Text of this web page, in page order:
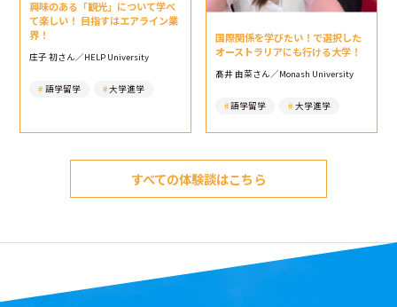
興味のある「観光」について学べ
て楽しい！ 目指すはエアライン業
界！
庄子 初さん／HELP University
語学留学 大学進学
国際関係を学びたい！で選択した
オーストラリアにも行ける大学！
髙井 由菜さん／Monash University
語学留学 大学進学
すべての体験談はこちら